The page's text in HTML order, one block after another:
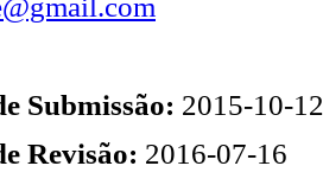
Submissão: 2015-10-12
Revisão: 2016-07-16